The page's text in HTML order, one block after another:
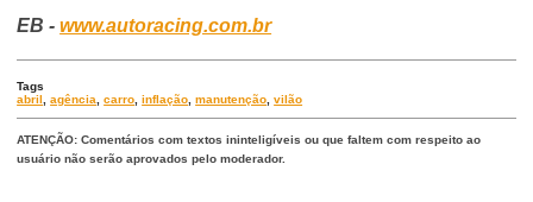
EB -www.autoracing.com.br
Tags
abril,agência,carro,inflação,manutenção,vilão
ATENÇÃO: Comentários com textos ininteligíveis ou que faltem com respeito ao
usuário não serão aprovados pelo moderador.